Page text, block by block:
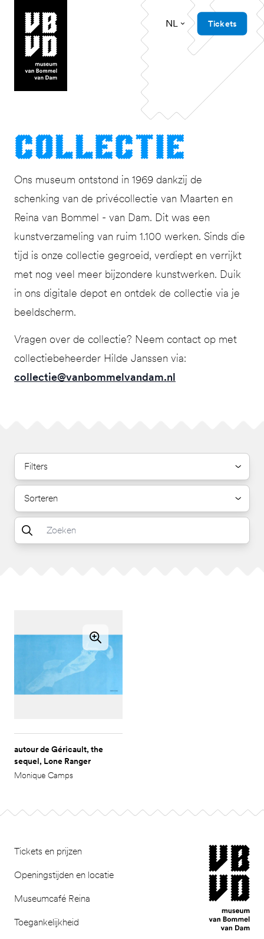
museum van Bommel van Dam
NL Tickets
Col­lec­tie
Ons museum ontstond in 1969 dankzij de
schenking van de privécollectie van Maarten en
Reina van Bommel - van Dam. Dit was een
kunstverzameling van ruim 1.100 werken. Sinds die
tijd is onze collectie gegroeid, verdiept en verrijkt
met nog veel meer bijzondere kunstwerken. Duik
in ons digitale depot en ontdek de collectie via je
beeldscherm.
Vragen over de collectie? Neem contact op met
collectiebeheerder Hilde Janssen via:
collectie@vanbommelvandam.nl
Filters
Sorteren
autour de Géricault, the
sequel, Lone Ranger
Monique Camps
Tickets en prijzen
Openingstijden en locatie
Museumcafé Reina
Toegankelijkheid
museum van